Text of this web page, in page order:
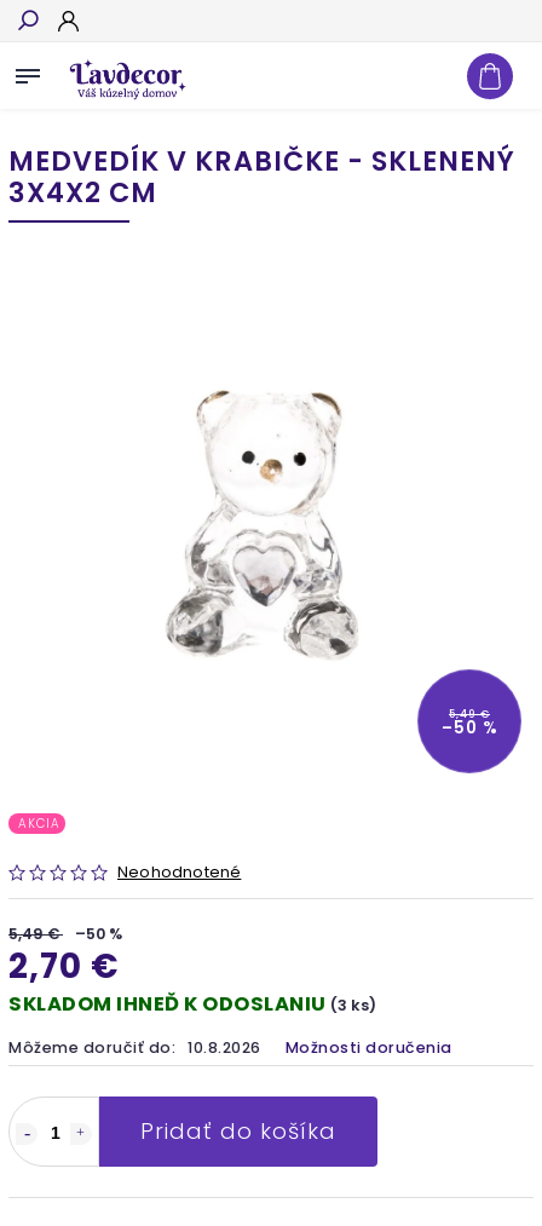
Hľadať
MEDVEDÍK V KRABIČKE - SKLENENÝ
3X4X2 CM
5,49 €
–50 %
AKCIA
Neohodnotené
5,49 € –50 %
2,70 €
SKLADOM IHNEĎ K ODOSLANIU (3 ks)
Môžeme doručiť do: 10.8.2026 Možnosti doručenia
Pridať do košíka